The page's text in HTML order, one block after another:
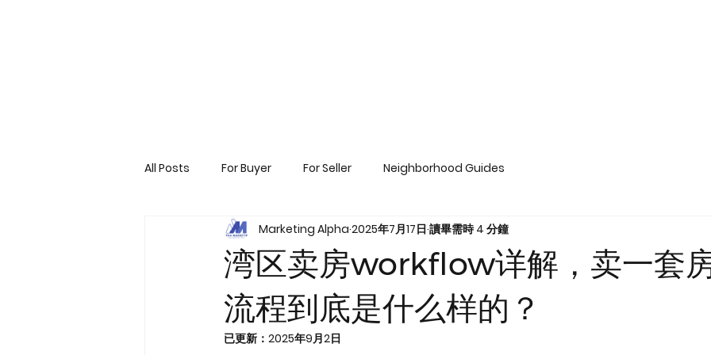
All Posts For Buyer For Seller Neighborhood Guides
湾区卖房workflow详解，卖一套
流程到底是什么样的？
Marketing Alpha 2025年7月17日 讀畢需時 4 分鐘
已更新： 2025年9月2日